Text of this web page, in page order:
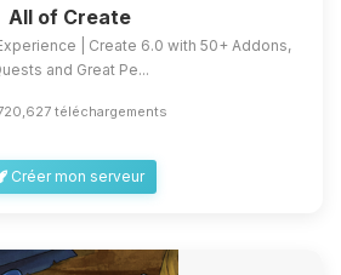
All of Create
| Create 6.0 with 50+ Addons,
and Great Pe...
téléchargements
Créer mon serveur